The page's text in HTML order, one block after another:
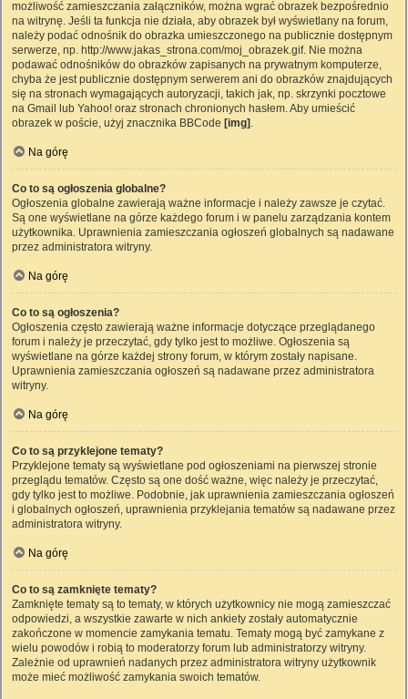
możliwość zamieszczania załączników, można wgrać obrazek bezpośrednio
na witrynę. Jeśli ta funkcja nie działa, aby obrazek był wyświetlany na forum,
należy podać odnośnik do obrazka umieszczonego na publicznie dostępnym
serwerze, np. http://www.jakas_strona.com/moj_obrazek.gif. Nie można
podawać odnośników do obrazków zapisanych na prywatnym komputerze,
chyba że jest publicznie dostępnym serwerem ani do obrazków znajdujących
się na stronach wymagających autoryzacji, takich jak, np. skrzynki pocztowe
na Gmail lub Yahoo! oraz stronach chronionych hasłem. Aby umieścić
obrazek w poście, użyj znacznika BBCode [img] .
Na górę
Co to są ogłoszenia globalne?
Ogłoszenia globalne zawierają ważne informacje i należy zawsze je czytać.
Są one wyświetlane na górze każdego forum i w panelu zarządzania kontem
użytkownika. Uprawnienia zamieszczania ogłoszeń globalnych są nadawane
przez administratora witryny.
Na górę
Co to są ogłoszenia?
Ogłoszenia często zawierają ważne informacje dotyczące przeglądanego
forum i należy je przeczytać, gdy tylko jest to możliwe. Ogłoszenia są
wyświetlane na górze każdej strony forum, w którym zostały napisane.
Uprawnienia zamieszczania ogłoszeń są nadawane przez administratora
witryny.
Na górę
Co to są przyklejone tematy?
Przyklejone tematy są wyświetlane pod ogłoszeniami na pierwszej stronie
przeglądu tematów. Często są one dość ważne, więc należy je przeczytać,
gdy tylko jest to możliwe. Podobnie, jak uprawnienia zamieszczania ogłoszeń
i globalnych ogłoszeń, uprawnienia przyklejania tematów są nadawane przez
administratora witryny.
Na górę
Co to są zamknięte tematy?
Zamknięte tematy są to tematy, w których użytkownicy nie mogą zamieszczać
odpowiedzi, a wszystkie zawarte w nich ankiety zostały automatycznie
zakończone w momencie zamykania tematu. Tematy mogą być zamykane z
wielu powodów i robią to moderatorzy forum lub administratorzy witryny.
Zależnie od uprawnień nadanych przez administratora witryny użytkownik
może mieć możliwość zamykania swoich tematów.